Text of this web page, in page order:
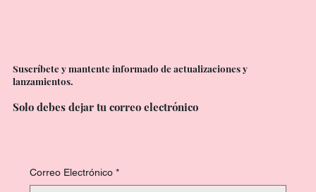
Suscríbete y mantente informado de actualizaciones y
lanzamientos.
Solo debes dejar tu correo electrónico
Correo Electrónico *